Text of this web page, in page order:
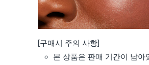
[구매시 주의 사항]
본 상품은 판매 기간이 남아